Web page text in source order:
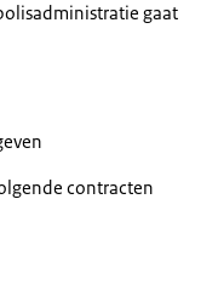
gaat
contracten